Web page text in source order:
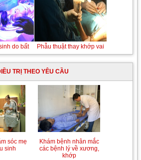
sơ sinh do bất đồng nhóm máu
TRỊ THEO YÊU CẦU
sóc mẹ
sinh
Khám bệnh nhân mắc
các bệnh lý về xương,
khớp